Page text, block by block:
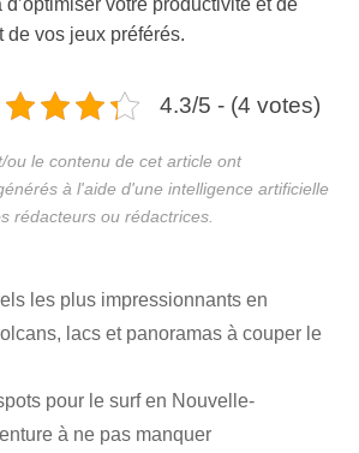
de vos jeux préférés.
4.3/5 - (4 votes)
les plus impressionnants en
lacs et panoramas à couper le
pour le surf en Nouvelle-
à ne pas manquer